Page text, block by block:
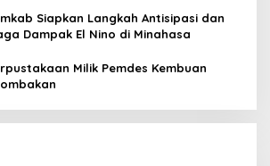
Siapkan Langkah Antisipasi dan
Dampak El Nino di Minahasa
Milik Pemdes Kembuan